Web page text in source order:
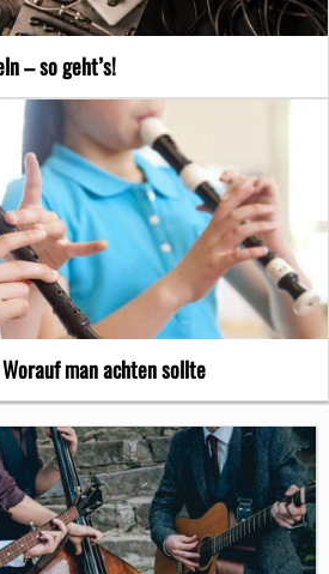
– so geht’s!
man achten sollte